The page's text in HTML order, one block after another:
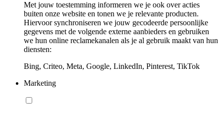
Met jouw toestemming informeren we je ook over acties
buiten onze website en tonen we je relevante producten.
Hiervoor synchroniseren we jouw gecodeerde persoonlijke
gegevens met de volgende externe aanbieders en gebruiken
we hun online reclamekanalen als je al gebruik maakt van hun
diensten:
Bing, Criteo, Meta, Google, LinkedIn, Pinterest, TikTok
Marketing